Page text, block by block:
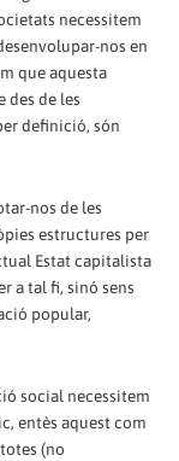
necessitem
nos en
que aquesta
des de les
definició, són
nos de les
estructures per
Estat capitalista
a tal fi, sinó sens
popular,
social necessitem
entès aquest com
(no